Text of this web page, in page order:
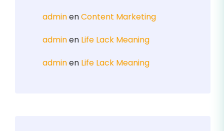
adminenContent Marketing
adminen Life Lack Meaning
adminen Life Lack Meaning